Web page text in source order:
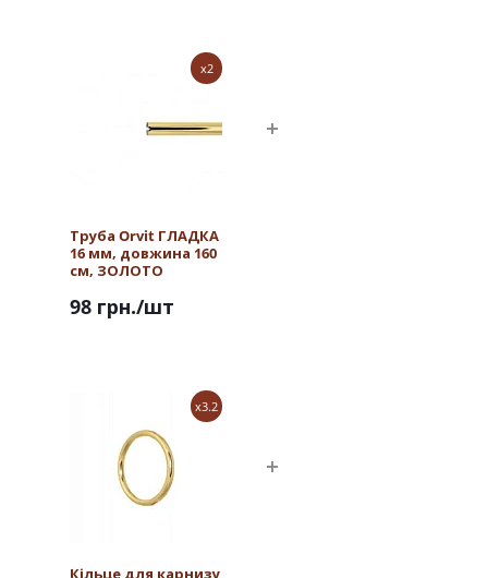
x2
Труба Orvit ГЛАДКА
16 мм, довжина 160
см, ЗОЛОТО
98 грн./шт
x3.2
Кільце для карнизу